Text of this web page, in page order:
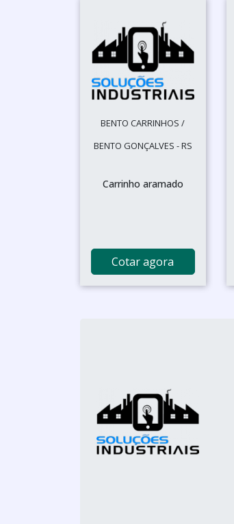
BENTO CARRINHOS /
BENTO GONÇALVES - RS
Carrinho aramado
Cotar agora